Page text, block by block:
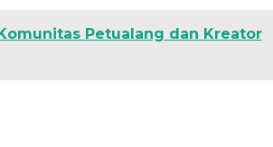
Petualang dan Kreator